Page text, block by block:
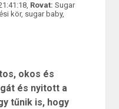
Rovat: Sugar
kör, sugar baby,
okos és
és nyitott a
tűnik is, hogy